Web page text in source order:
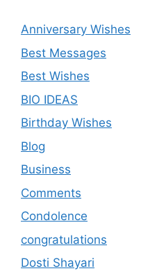
Anniversary Wishes
Best Messages
Best Wishes
BIO IDEAS
Birthday Wishes
Blog
Business
Comments
Condolence
congratulations
Dosti Shayari